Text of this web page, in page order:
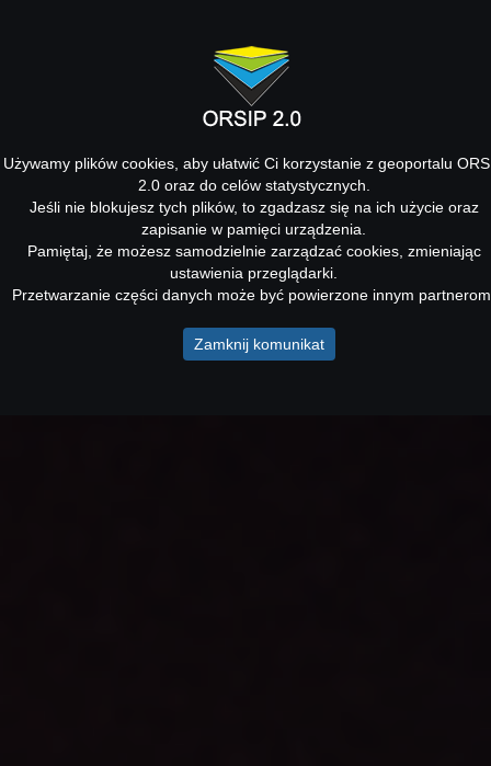
Używamy plików cookies, aby ułatwić Ci korzystanie z geoportalu
2.0 oraz do celów statystycznych.
Jeśli nie blokujesz tych plików, to zgadzasz się na ich użycie oraz
zapisanie w pamięci urządzenia.
Pamiętaj, że możesz samodzielnie zarządzać cookies, zmieniając
ustawienia przeglądarki.
Przetwarzanie części danych może być powierzone innym
Zamknij komunikat